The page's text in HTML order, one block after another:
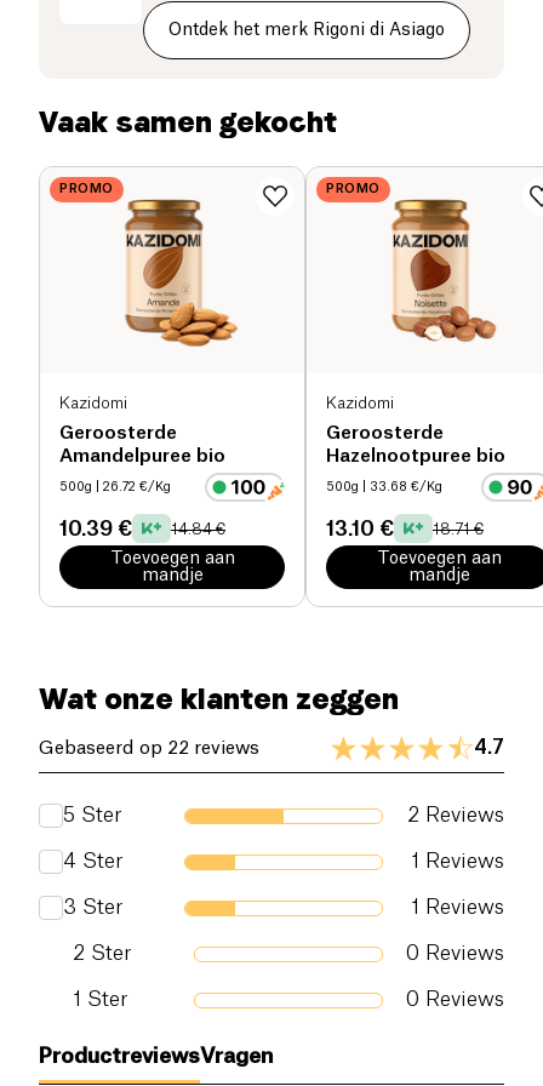
Vaak samen gekocht
PROMO
Kazidomi
Geroosterde
Amandelpuree bio
500g | 26.72 €/Kg
10.39 € 14.84 €
Toevoegen aan
mandje
PROMO
Kazidomi
Geroosterde
Hazelnootpuree bio
500g | 33.68 €/Kg
13.10 € 18.71 €
Toevoegen aan
mandje
Koolhydraten (g)
Eiwitten (g) 13.5 g
Ontdek het merk Rigoni di Asiago
Wat onze klanten zeggen
Gebaseerd op 22 reviews 4.7
5 Ster 2 Reviews
4 Ster 1 Reviews
3 Ster 1 Reviews
2 Ster 0 Reviews
1 Ster 0 Reviews
ProductreviewsVragen